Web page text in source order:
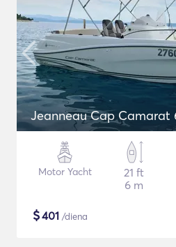
Jeanneau Cap Camarat
Motor Yacht
21 ft
6 m
$401 /diena